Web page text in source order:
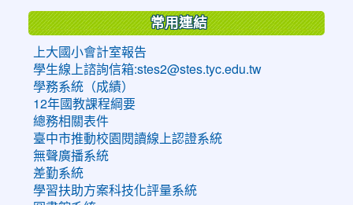
常用連結
上大國小會計室報告
學生線上諮詢信箱:stes2@stes.tyc.edu.tw
學務系統（成績）
12年國教課程綱要
總務相關表件
臺中市推動校園閱讀線上認證系統
無聲廣播系統
差勤系統
學習扶助方案科技化評量系統